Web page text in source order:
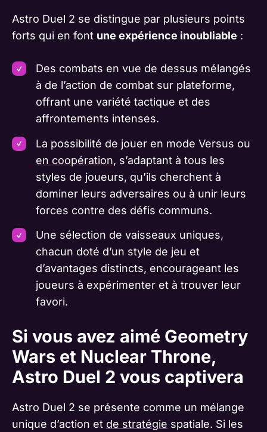
Astro Duel 2 se distingue par plusieurs points
forts qui en font une expérience inoubliable :
Des combats en vue de dessus mélangés
à de l’action de combat sur plateforme,
offrant une variété tactique et des
affrontements intenses.
La possibilité de jouer en mode Versus ou
en coopération, s’adaptant à tous les
styles de joueurs, qu’ils cherchent à
dominer leurs adversaires ou à unir leurs
forces contre des défis communs.
Une sélection de vaisseaux uniques,
chacun doté d’un style de jeu et
d’avantages distincts, encourageant les
joueurs à expérimenter et à trouver leur
favori.
Si vous avez aimé Geometry
Wars et Nuclear Throne,
Astro Duel 2 vous captivera
Astro Duel 2 se présente comme un mélange
unique d’action et de stratégie spatiale. Si les